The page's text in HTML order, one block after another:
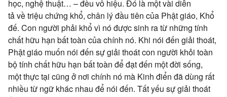
học, nghệ thuật… – đều vô hiệu. Đó là một vài diễn
tảvềtriệu chứng khổ, chân lýđầu tiên của Phật giáo, Khổ
đế. Con người phải khổ vì nó được sinh ra từ những tính
chất hữu hạn bất toàn của chính nó. Khi nói đến giải thoát,
Phật giáo muốn nói đến sự giải thoátcon người khỏi toàn
bộtính chất hữu hạn bất toàn đểđạt đến một đời sống,
mộtthực tại cũng ở nơi chính nó mà Kinh điển đã dùng rất
nhiều từ ngữ khác nhau để nói đến. Tất yếu sự giải thoát